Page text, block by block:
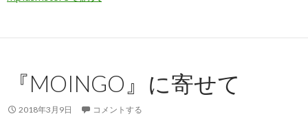
『MOINGO』に寄せて
2018年3月9日 コメントする